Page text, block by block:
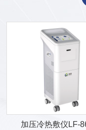
加压冷热敷仪LF-